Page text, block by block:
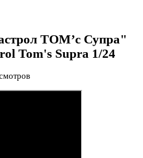
ТОМ’с Супра"
Tom's Supra 1/24